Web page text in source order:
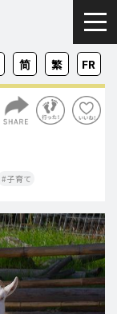
ZH-
CN
ZH-
TW
FR
子育て